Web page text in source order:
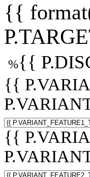
{{
%{{
{{
{{